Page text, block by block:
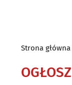
Strona główna